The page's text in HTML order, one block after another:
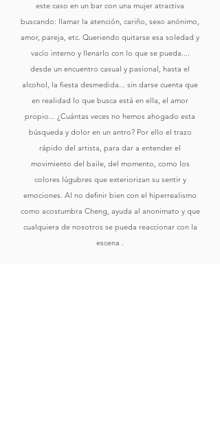
este caso en un bar con una mujer atractiva
buscando: llamar la atención, cariño, sexo anónimo,
amor, pareja, etc. Queriendo quitarse esa soledad y
vacío interno y llenarlo con lo que se pueda....
desde un encuentro casual y pasional, hasta el
alcohol, la fiesta desmedida... sin darse cuenta que
en realidad lo que busca está en ella, el amor
propio... ¿Cuántas veces no hemos ahogado esta
búsqueda y dolor en un antro? Por ello el trazo
rápido del artista, para dar a entender el
movimiento del baile, del momento, como los
colores lúgubres que exteriorizan su sentir y
emociones. Al no definir bien con el hiperrealismo
como acostumbra Cheng, ayuda al anonimato y que
cualquiera de nosotros se pueda reaccionar con la
escena .